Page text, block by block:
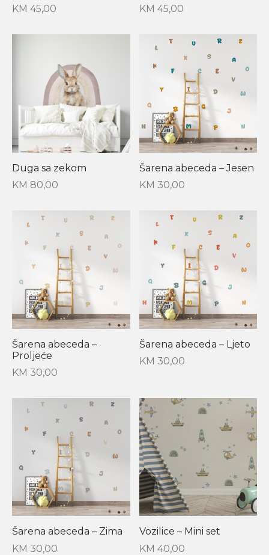
KM 45,00
KM 45,00
Duga sa zekom
KM 80,00
Šarena abeceda – Jesen
KM 30,00
Šarena abeceda –
Proljeće
KM 30,00
Šarena abeceda – Ljeto
KM 30,00
Šarena abeceda – Zima
KM 30,00
Vozilice – Mini set
KM 40,00